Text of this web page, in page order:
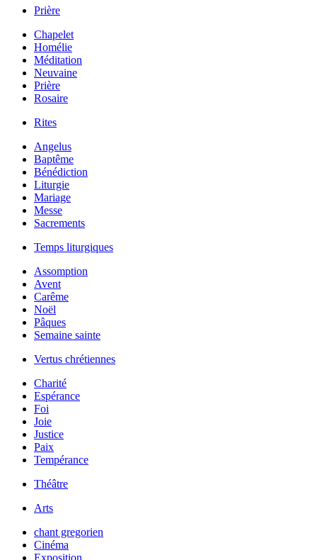
Prière
Chapelet
Homélie
Méditation
Neuvaine
Prière
Rosaire
Rites
Angelus
Baptême
Bénédiction
Liturgie
Mariage
Messe
Sacrements
Temps liturgiques
Assomption
Avent
Carême
Noël
Pâques
Semaine sainte
Vertus chrétiennes
Charité
Espérance
Foi
Joie
Justice
Paix
Tempérance
Théâtre
Arts
chant gregorien
Cinéma
Exposition